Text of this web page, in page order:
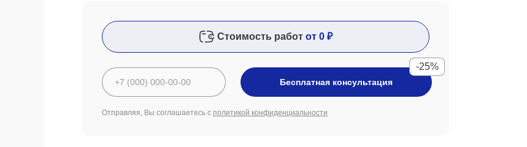
Стоимость работ от 0 ₽
Бесплатная консультация
-25%
Отправляя, Вы соглашаетесь с политикой конфиденциальности